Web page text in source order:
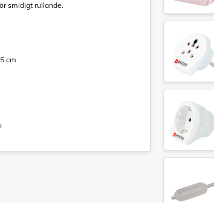
smidigt rullande.
cm